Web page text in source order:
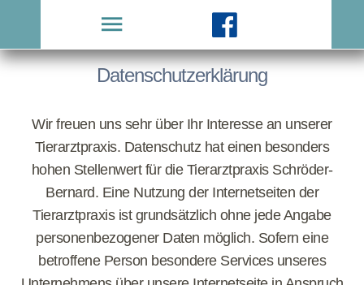
Datenschutzerklärung
Wir freuen uns sehr über Ihr Interesse an unserer
Tierarztpraxis. Datenschutz hat einen besonders
hohen Stellenwert für die Tierarztpraxis Schröder-
Bernard. Eine Nutzung der Internetseiten der
Tierarztpraxis ist grundsätzlich ohne jede Angabe
personenbezogener Daten möglich. Sofern eine
betroffene Person besondere Services unseres